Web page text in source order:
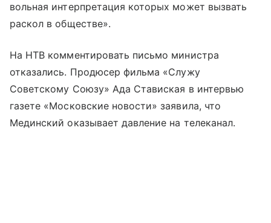
вольная интерпретация которых может вызвать
раскол в обществе».
На НТВ комментировать письмо министра
отказались. Продюсер фильма «Служу
Советскому Союзу» Ада Ставиская в интервью
газете «Московские новости» заявила, что
Мединский оказывает давление на телеканал.